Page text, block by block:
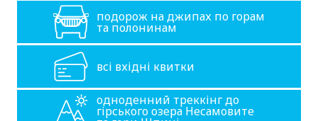
подорож на джипах по горам
та полонинам
одноденний треккінг до
гірського озера Несамовите
всі вхідні квитки